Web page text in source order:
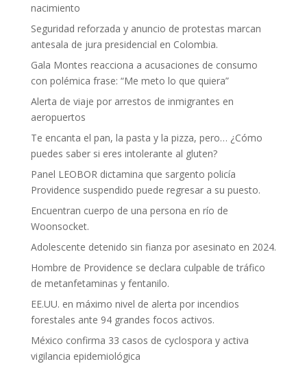
nacimiento
Seguridad reforzada y anuncio de protestas marcan
antesala de jura presidencial en Colombia.
Gala Montes reacciona a acusaciones de consumo
con polémica frase: “Me meto lo que quiera”
Alerta de viaje por arrestos de inmigrantes en
aeropuertos
Te encanta el pan, la pasta y la pizza, pero… ¿Cómo
puedes saber si eres intolerante al gluten?
Panel LEOBOR dictamina que sargento policía
Providence suspendido puede regresar a su puesto.
Encuentran cuerpo de una persona en río de
Woonsocket.
Adolescente detenido sin fianza por asesinato en 2024.
Hombre de Providence se declara culpable de tráfico
de metanfetaminas y fentanilo.
EE.UU. en máximo nivel de alerta por incendios
forestales ante 94 grandes focos activos.
México confirma 33 casos de cyclospora y activa
vigilancia epidemiológica